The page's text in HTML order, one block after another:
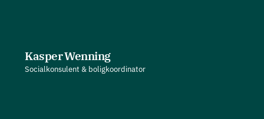
Kasper Wenning
Socialkonsulent & boligkoordinator